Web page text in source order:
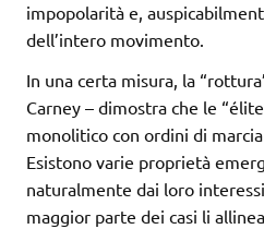
impopolarità e,
dell’intero movimento.
In una certa misura, la
Carney – dimostra che le
monolitico con ordini di
Esistono varie proprietà
naturalmente dai loro
maggior parte dei casi li